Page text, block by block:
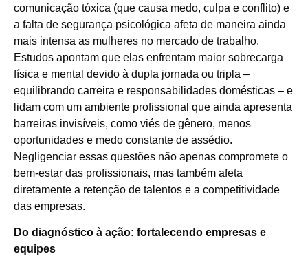
comunicação tóxica (que causa medo, culpa e conflito) e
a falta de segurança psicológica afeta de maneira ainda
mais intensa as mulheres no mercado de trabalho.
Estudos apontam que elas enfrentam maior sobrecarga
física e mental devido à dupla jornada ou tripla –
equilibrando carreira e responsabilidades domésticas – e
lidam com um ambiente profissional que ainda apresenta
barreiras invisíveis, como viés de gênero, menos
oportunidades e medo constante de assédio.
Negligenciar essas questões não apenas compromete o
bem-estar das profissionais, mas também afeta
diretamente a retenção de talentos e a competitividade
das empresas.
Do diagnóstico à ação: fortalecendo empresas e
equipes